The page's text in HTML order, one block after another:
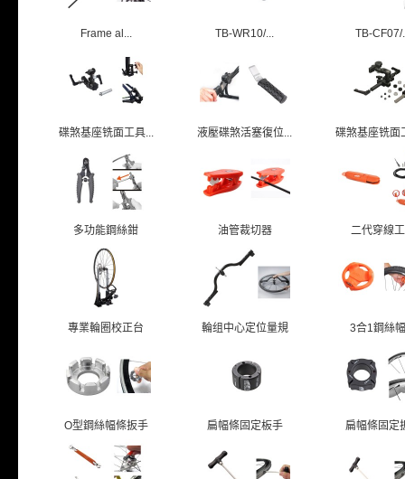
Frame al... TB-WR10/... TB-CF07/
碟煞基座铣面工具... 液壓碟煞活塞復位... 碟煞基座铣面
多功能鋼絲鉗 油管裁切器 二代穿線
專業輪圈校正台 輪组中心定位量規 3合1鋼絲
O型鋼絲幅條扳手 扁幅條固定板手 扁幅條固定